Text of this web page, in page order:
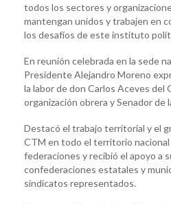
todos los sectores y
mantengan unidos y trabajen en
los desafíos de este instituto
En reunión celebrada en la sede
Presidente Alejandro Moreno
la labor de don Carlos Aceves del
organización obrera y Senador de
Destacó el trabajo territorial y el
CTM en todo el territorio nacional
federaciones y recibió el apoyo a
confederaciones estatales y
sindicatos representados.